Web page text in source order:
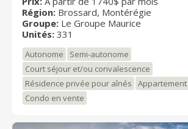
sportifs, amoureux de la culture et
Grâce à la qualité du design et de
diversité des services et à la multitude
qui se trouvent à proximité, nous
que l'Avantage saura répondre à vos
Région: Brossard, Montérégie
Groupe: Le Groupe Maurice
Unités: 331
Autonome
Semi-autonome
Court séjour et/ou convalescence
Résidence privée pour aînés
Appartement
Condo en vente